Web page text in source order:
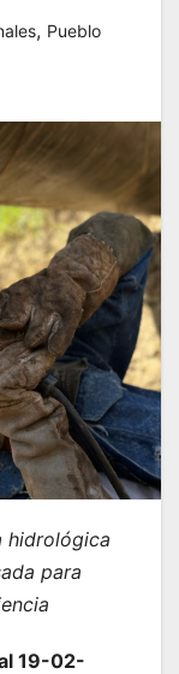
, Pueblo
hidrológica
para
19-02-